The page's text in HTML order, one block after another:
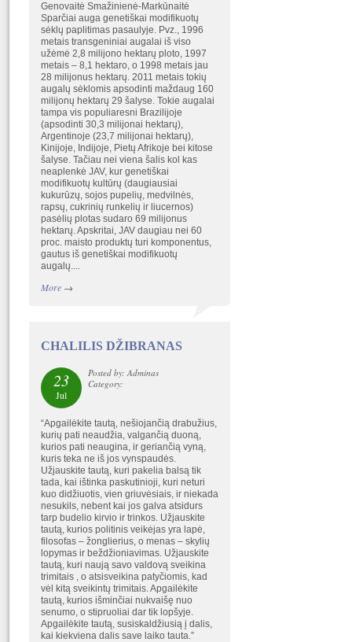
Genovaitė Smažinienė-Markūnaitė
Sparčiai auga genetiškai modifikuotų
sėklų paplitimas pasaulyje. Pvz., 1996
metais transgeniniai augalai iš viso
užėmė 2,8 milijono hektarų ploto, 1997
metais – 8,1 hektaro, o 1998 metais jau
28 milijonus hektarų. 2011 metais tokių
augalų sėklomis apsodinti maždaug 160
milijonų hektarų 29 šalyse. Tokie augalai
tampa vis populiaresni Brazilijoje
(apsodinti 30,3 milijonai hektarų),
Argentinoje (23,7 milijonai hektarų),
Kinijoje, Indijoje, Pietų Afrikoje bei kitose
šalyse. Tačiau nei viena šalis kol kas
neaplenkė JAV, kur genetiškai
modifikuotų kultūrų (daugiausiai
kukurūzų, sojos pupelių, medvilnės,
rapsų, cukrinių runkelių ir liucernos)
pasėlių plotas sudaro 69 milijonus
hektarų. Apskritai, JAV daugiau nei 60
proc. maisto produktų turi komponentus,
gautus iš genetiškai modifikuotų
augalų....
More→
CHALILIS DŽIBRANAS
23
Jul
Posted by: Adminas
Category:
“Apgailėkite tautą, nešiojančią drabužius,
kurių pati neaudžia, valgančią duoną,
kurios pati neaugina, ir geriančią vyną,
kuris teka ne iš jos vynspaudės.
Užjauskite tautą, kuri pakelia balsą tik
tada, kai ištinka paskutinioji, kuri neturi
kuo didžiuotis, vien griuvėsiais, ir niekada
nesukils, nebent kai jos galva atsidurs
tarp budelio kirvio ir trinkos. Užjauskite
tautą, kurios politinis veikėjas yra lapė,
filosofas – žonglierius, o menas – skylių
lopymas ir beždžioniavimas. Užjauskite
tautą, kuri naują savo valdovą sveikina
trimitais , o atsisveikina patyčiomis, kad
vėl kitą sveikintų trimitais. Apgailėkite
tautą, kurios išminčiai nukvaišę nuo
senumo, o stipruoliai dar tik lopšyje.
Apgailėkite tautą, susiskaldžiusią į dalis,
kai kiekviena dalis save laiko tauta.”